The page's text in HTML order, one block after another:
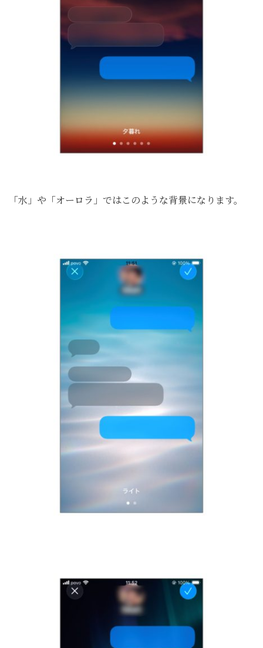
「水」や「オーロラ」ではこのような背景になります。